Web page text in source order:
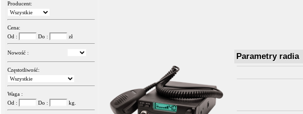
Producent:
Cena:
Od :
Do : zł
Nowość :
Częstotliwość:
Waga :
Od :
Do : kg.
Parametry radia